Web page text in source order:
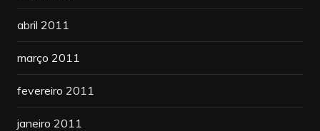
abril 2011
março 2011
fevereiro 2011
janeiro 2011